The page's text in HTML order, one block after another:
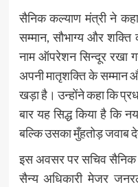
सैनिक कल्याण मंत्री ने कहा
सम्मान, सौभाग्य और
नाम ऑपरेशन सिन्दूर रखा
अपनी मातृशक्ति के सम्मान
खड़ा है। उन्होंने कहा कि
बार यह सिद्ध किया है कि
बल्कि उसका मुँहतोड़ जवाब
इस अवसर पर सचिव सैनिक
सैन्य अधिकारी मेजर